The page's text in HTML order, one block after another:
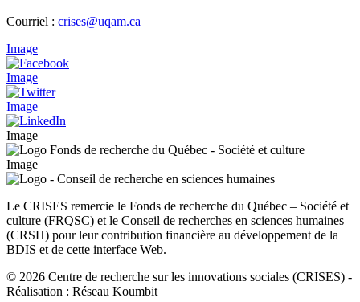
Courriel : crises@uqam.ca
Image
Image
Image
Image
Image
Le CRISES remercie le Fonds de recherche du Québec – Société et
culture (FRQSC) et le Conseil de recherches en sciences humaines
(CRSH) pour leur contribution financière au développement de la
BDIS et de cette interface Web.
© 2026 Centre de recherche sur les innovations sociales (CRISES) -
Réalisation : Réseau Koumbit